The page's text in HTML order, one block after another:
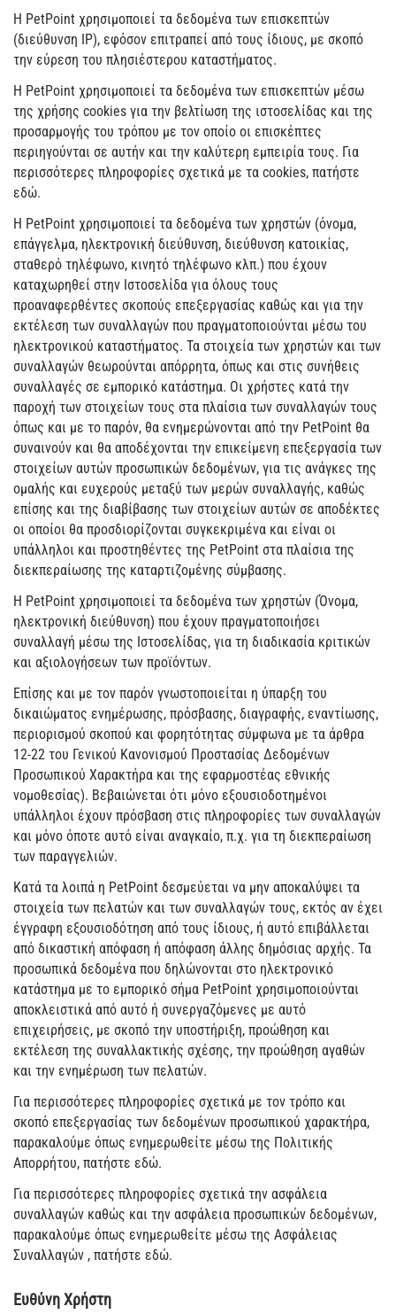
Η PetPoint χρησιμοποιεί τα δεδομένα των επισκεπτών
(διεύθυνση IP), εφόσον επιτραπεί από τους ίδιους, με σκοπό
την εύρεση του πλησιέστερου καταστήματος.
Η PetPoint χρησιμοποιεί τα δεδομένα των επισκεπτών μέσω
της χρήσης cookies για την βελτίωση της ιστοσελίδας και της
προσαρμογής του τρόπου με τον οποίο οι επισκέπτες
περιηγούνται σε αυτήν και την καλύτερη εμπειρία τους. Για
περισσότερες πληροφορίες σχετικά με τα cookies, πατήστε
εδώ.
Η PetPoint χρησιμοποιεί τα δεδομένα των χρηστών (όνομα,
επάγγελμα, ηλεκτρονική διεύθυνση, διεύθυνση κατοικίας,
σταθερό τηλέφωνο, κινητό τηλέφωνο κλπ.) που έχουν
καταχωρηθεί στην Ιστοσελίδα για όλους τους
προαναφερθέντες σκοπούς επεξεργασίας καθώς και για την
εκτέλεση των συναλλαγών που πραγματοποιούνται μέσω του
ηλεκτρονικού καταστήματος. Τα στοιχεία των χρηστών και των
συναλλαγών θεωρούνται απόρρητα, όπως και στις συνήθεις
συναλλαγές σε εμπορικό κατάστημα. Οι χρήστες κατά την
παροχή των στοιχείων τους στα πλαίσια των συναλλαγών τους
όπως και με το παρόν, θα ενημερώνονται από την PetPoint θα
συναινούν και θα αποδέχονται την επικείμενη επεξεργασία των
στοιχείων αυτών προσωπικών δεδομένων, για τις ανάγκες της
ομαλής και ευχερούς μεταξύ των μερών συναλλαγής, καθώς
επίσης και της διαβίβασης των στοιχείων αυτών σε αποδέκτες
οι οποίοι θα προσδιορίζονται συγκεκριμένα και είναι οι
υπάλληλοι και προστηθέντες της PetPoint στα πλαίσια της
διεκπεραίωσης της καταρτιζομένης σύμβασης.
Η PetPoint χρησιμοποιεί τα δεδομένα των χρηστών (Όνομα,
ηλεκτρονική διεύθυνση) που έχουν πραγματοποιήσει
συναλλαγή μέσω της Ιστοσελίδας, για τη διαδικασία κριτικών
και αξιολογήσεων των προϊόντων.
Επίσης και με τον παρόν γνωστοποιείται η ύπαρξη του
δικαιώματος ενημέρωσης, πρόσβασης, διαγραφής, εναντίωσης,
περιορισμού σκοπού και φορητότητας σύμφωνα με τα άρθρα
12-22 του Γενικού Κανονισμού Προστασίας Δεδομένων
Προσωπικού Χαρακτήρα και της εφαρμοστέας εθνικής
νομοθεσίας). Βεβαιώνεται ότι μόνο εξουσιοδοτημένοι
υπάλληλοι έχουν πρόσβαση στις πληροφορίες των συναλλαγών
και μόνο όποτε αυτό είναι αναγκαίο, π.χ. για τη διεκπεραίωση
των παραγγελιών.
Κατά τα λοιπά η PetPoint δεσμεύεται να μην αποκαλύψει τα
στοιχεία των πελατών και των συναλλαγών τους, εκτός αν έχει
έγγραφη εξουσιοδότηση από τους ίδιους, ή αυτό επιβάλλεται
από δικαστική απόφαση ή απόφαση άλλης δημόσιας αρχής. Τα
προσωπικά δεδομένα που δηλώνονται στο ηλεκτρονικό
κατάστημα με το εμπορικό σήμα PetPoint χρησιμοποιούνται
αποκλειστικά από αυτό ή συνεργαζόμενες με αυτό
επιχειρήσεις, με σκοπό την υποστήριξη, προώθηση και
εκτέλεση της συναλλακτικής σχέσης, την προώθηση αγαθών
και την ενημέρωση των πελατών.
Για περισσότερες πληροφορίες σχετικά με τον τρόπο και
σκοπό επεξεργασίας των δεδομένων προσωπικού χαρακτήρα,
παρακαλούμε όπως ενημερωθείτε μέσω της Πολιτικής
Απορρήτου, πατήστε εδώ.
Για περισσότερες πληροφορίες σχετικά την ασφάλεια
συναλλαγών καθώς και την ασφάλεια προσωπικών δεδομένων,
παρακαλούμε όπως ενημερωθείτε μέσω της Ασφάλειας
Συναλλαγών , πατήστε εδώ.
Ευθύνη Χρήστη